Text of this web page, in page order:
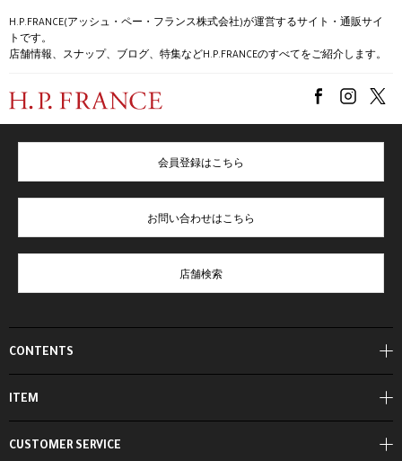
H.P.FRANCE(アッシュ・ペー・フランス株式会社)が運営するサイト・通販サイ
トです。
店舗情報、スナップ、ブログ、特集などH.P.FRANCEのすべてをご紹介します。
CONTENTS
ITEM
会員登録はこちら
お問い合わせはこちら
店舗検索
CUSTOMER SERVICE